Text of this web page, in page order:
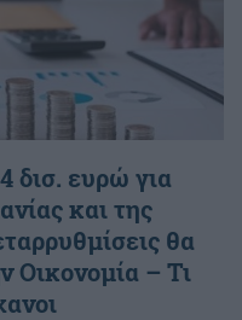
δισ. ευρώ για
και της
θα
Οικονομία – Τι